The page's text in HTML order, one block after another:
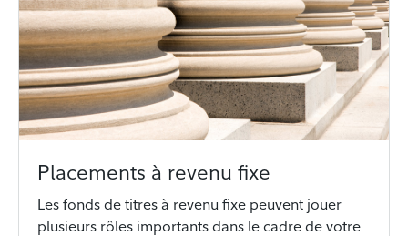
Placements à revenu fixe
Les fonds de titres à revenu fixe peuvent jouer
plusieurs rôles importants dans le cadre de votre